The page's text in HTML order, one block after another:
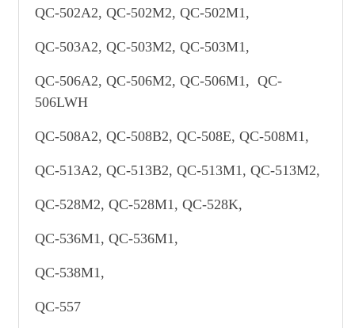
QC-502A2, QC-502M2, QC-502M1,
QC-503A2, QC-503M2, QC-503M1,
QC-506A2, QC-506M2, QC-506M1, QC-
506LWH
QC-508A2, QC-508B2, QC-508E, QC-508M1,
QC-513A2, QC-513B2, QC-513M1, QC-513M2,
QC-528M2, QC-528M1, QC-528K,
QC-536M1, QC-536M1,
QC-538M1,
QC-557